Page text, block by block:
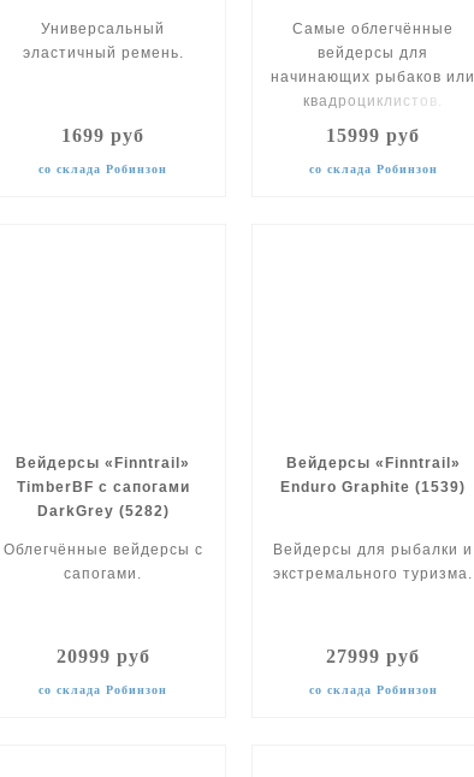
Универсальный
эластичный ремень.
1699 руб
со склада Робинзон
Cамые облегчённые
вейдерсы для
начинающих рыбаков или
квадроциклистов.
15999 руб
со склада Робинзон
Вейдерсы «Finntrail»
TimberBF с сапогами
DarkGrey (5282)
Облегчённые вейдерсы с
сапогами.
20999 руб
со склада Робинзон
Вейдерсы «Finntrail»
Enduro Graphite (1539)
Вейдерсы для рыбалки и
экстремального туризма.
27999 руб
со склада Робинзон